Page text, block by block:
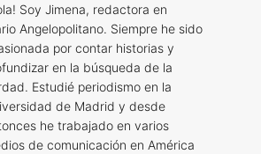
Soy Jimena, redactora en
Angelopolitano. Siempre he sido
por contar historias y
en la búsqueda de la
Estudié periodismo en la
de Madrid y desde
he trabajado en varios
de comunicación en América